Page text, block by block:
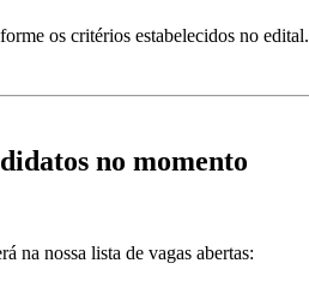
os critérios estabelecidos no edital.
no momento
na nossa lista de vagas abertas: